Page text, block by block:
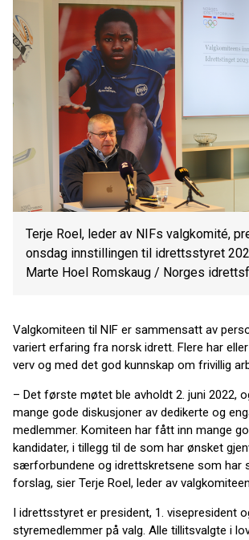
Terje Roel, leder av NIFs valgkomité,
onsdag innstillingen til idrettsstyret
Marte Hoel Romskaug / Norges
Valgkomiteen til NIF er sammensatt av
variert erfaring fra norsk idrett. Flere har
verv og med det god kunnskap om frivillig
– Det første møtet ble avholdt 2. juni 2022,
mange gode diskusjoner av dedikerte og
medlemmer. Komiteen har fått inn mange
kandidater, i tillegg til de som har ønsket
særforbundene og idrettskretsene som har
forslag, sier Terje Roel, leder av
I idrettsstyret er president, 1. visepresident
styremedlemmer på valg. Alle tillitsvalgte i